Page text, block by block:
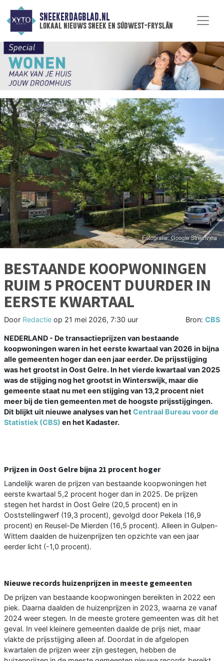
SNEEKERDAGBLAD.NL
lokaal nieuws sneek en súdwest-fryslân
BESTAANDE KOOPWONINGEN
RUIM 5 PROCENT DUURDER IN
EERSTE KWARTAAL
Door Redactie op 21 mei 2026, 7:30 uur Bron: CBS
NEDERLAND - De transactieprijzen van bestaande
koopwoningen waren in het eerste kwartaal van 2026 in bijna
alle gemeenten hoger dan een jaar eerder. De prijsstijging
was het grootst in Oost Gelre. In het vierde kwartaal van 2025
was de stijging nog het grootst in Winterswijk, maar die
gemeente staat nu met een stijging van 13,2 procent niet
meer bij de tien gemeenten met de hoogste prijsstijgingen.
Dit blijkt uit nieuwe analyses van het Centraal Bureau voor de
Statistiek (CBS) en het Kadaster.
Prijzen in Oost Gelre bijna 21 procent hoger
Landelijk waren de prijzen van bestaande koopwoningen het
eerste kwartaal 5,2 procent hoger dan in 2025. De prijzen
stegen het hardst in Oost Gelre (20,5 procent) en in
Ooststellingwerf (19,3 procent), gevolgd door Pekela (16,9
procent) en Reusel-De Mierden (16,5 procent). Alleen in Gulpen-
Wittem daalden de huizenprijzen ten opzichte van een jaar
eerder licht (-1,0 procent).
Nieuwe records huizenprijzen in meeste gemeenten
De prijzen van bestaande koopwoningen bereikten in 2022 een
piek. Daarna daalden de huizenprijzen in 2023, waarna ze vanaf
2024 weer stegen. In de meeste grotere gemeenten was dit het
geval. In veel kleinere gemeenten daalde de prijs niet, maar
vlakte de prijsstijging alleen af. Doordat in de afgelopen
kwartalen de prijzen weer zijn gestegen, hebben de